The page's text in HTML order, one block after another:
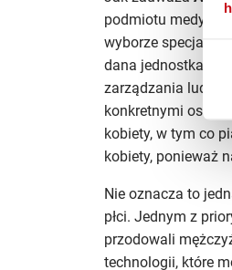
podmiotu
wyborze
dana jednostka
zarządzania ludźmi
konkretnymi
kobiety, w tym co
kobiety, ponieważ
Nie oznacza to
płci. Jednym z
przodowali
technologii, które